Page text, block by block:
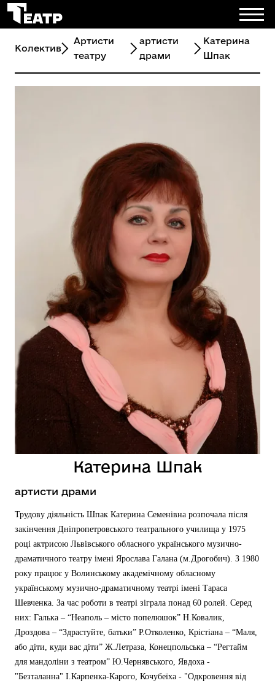
Колектив
Артисти
театру
артисти
драми
Катерина
Шпак
Катерина Шпак
артисти драми
Трудову діяльність Шпак Катерина Семенівна розпочала після
закінчення Дніпропетровського театрального училища у 1975
році актрисою Львівського обласного українського музично-
драматичного театру імені Ярослава Галана (м.Дрогобич). З 1980
року працює у Волинському академічному обласному
українському музично-драматичному театрі імені Тараса
Шевченка. За час роботи в театрі зіграла понад 60 ролей. Серед
них: Галька – “Неаполь – місто попелюшок” Н.Ковалик,
Дроздова – “Здрастуйте, батьки” Р.Отколенко, Крістіана – “Маля,
або діти, куди вас діти” Ж.Летраза, Конецпольська – “Регтайм
для мандоліни з театром” Ю.Чернявського, Явдоха -
"Безталанна" І.Карпенка-Карого, Кочубеїха - "Одкровення від